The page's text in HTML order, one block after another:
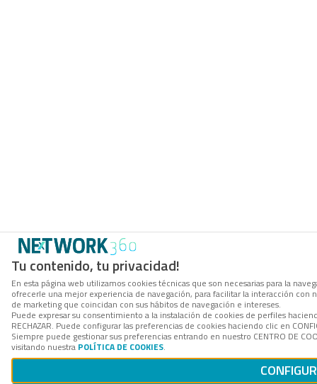
Tu contenido, tu privacidad!
En esta página web utilizamos cookies técnicas que son necesarias para la
ofrecerle una mejor experiencia de navegación, para facilitar la interacción
de marketing que coincidan con sus hábitos de navegación e intereses.
Puede expresar su consentimiento a la instalación de cookies de perfiles
RECHAZAR. Puede configurar las preferencias de cookies haciendo clic en
Siempre puede gestionar sus preferencias entrando en nuestro CENTRO DE
visitando nuestra POLÍTICA DE COOKIES.